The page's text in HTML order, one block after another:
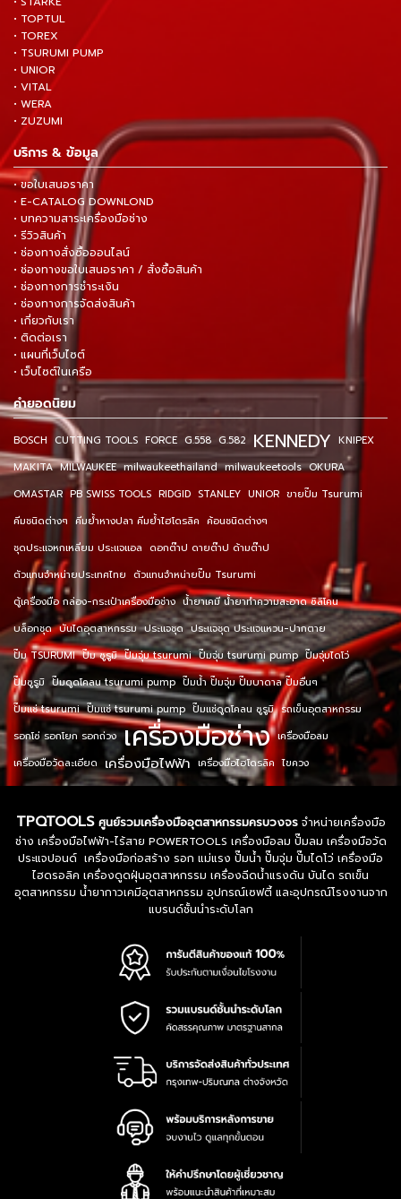
• TOPTUL
• TOREX
• TSURUMI PUMP
• UNIOR
• VITAL
• WERA
• ZUZUMI
บริการ & ข้อมูล
• ขอใบเสนอราคา
• E-CATALOG DOWNLOND
• บทความสาระเครื่องมือช่าง
• รีวิวสินค้า
• ช่องทางสั่งซื้อออนไลน์
• ช่องทางขอใบเสนอราคา / สั่งซื้อสินค้า
• ช่องทางการชำระเงิน
• ช่องทางการจัดส่งสินค้า
• เกี่ยวกับเรา
• ติดต่อเรา
• แผนที่เว็บไซต์
• เว็บไซต์ในเครือ
คำยอดนิยม
BOSCH CUTTING TOOLS FORCE G.558 G.582 KENNEDY KNIPEX
MAKITA MILWAUKEE milwaukeethailand milwaukeetools OKURA
OMASTAR PB SWISS TOOLS RIDGID STANLEY UNIOR ขายปั๊ม Tsurumi
คีมชนิดต่างๆ คีมย้ำหางปลา คีมย้ำไฮโดรลิค ค้อนชนิดต่างๆ
ชุดประแจหกเหลี่ยม ประแจแอล ดอกต๊าป ดายต๊าป ด้ามต๊าป
ตัวแทนจำหน่ายประเทศไทย ตัวแทนจำหน่ายปั๊ม Tsurumi
ตู้เครื่องมือ กล่อง-กระเป๋าเครื่องมือช่าง น้ำยาเคมี น้ำยาทำความสะอาด ซิลิโคน
บล็อกชุด บันไดอุตสาหกรรม ประแจชุด ประแจชุด ประแจแหวน-ปากตาย
ปั๊ม TSURUMI ปั๊ม ซูรูมิ ปั๊มจุ่ม tsurumi ปั๊มจุ่ม tsurumi pump ปั๊มจุ่มไดโว่
ปั๊มซูรูมิ ปั๊มดูดโคลน tsurumi pump ปั๊มน้ำ ปั๊มจุ่ม ปั๊มบาดาล ปั๊มอื่นๆ
ปั๊มแช่ tsurumi ปั๊มแช่ tsurumi pump ปั๊มแช่ดูดโคลน ซูรูมิ รถเข็นอุตสาหกรรม
รอกโซ่ รอกโยก รอกถ่วง เครื่องมือช่าง เครื่องมือลม
เครื่องมือวัดละเอียด เครื่องมือไฟฟ้า เครื่องมือไฮโดรลิค ไขควง
TPQTOOLS ศูนย์รวมเครื่องมืออุตสาหกรรมครบวงจรจำหน่ายเครื่องมือ
ช่าง เครื่องมือไฟฟ้า-ไร้สาย POWERTOOLS เครื่องมือลม ปั๊มลม เครื่องมือวัด
ประแจปอนด์ เครื่องมือก่อสร้าง รอก แม่แรง ปั๊มน้ำ ปั๊มจุ่ม ปั๊มไดโว่ เครื่องมือ
ไฮดรอลิค เครื่องดูดฝุ่นอุตสาหกรรม เครื่องฉีดน้ำแรงดัน บันได รถเข็น
อุตสาหกรรม น้ำยากาวเคมีอุตสาหกรรม อุปกรณ์เซฟตี้ และอุปกรณ์โรงงานจาก
แบรนด์ชั้นนำระดับโลก